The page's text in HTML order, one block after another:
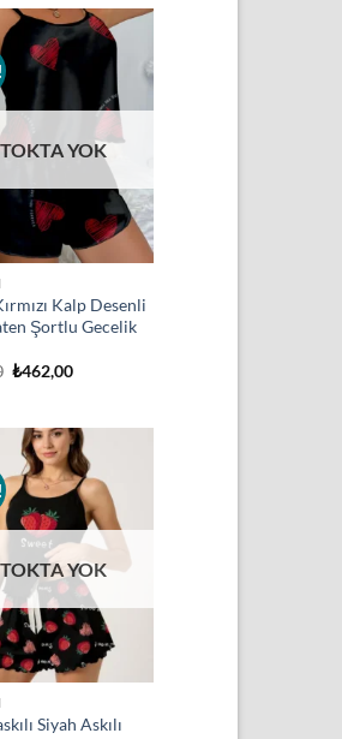
Add to
wishlist
YOK
Kalp Desenli
Şortlu Gecelik
Orijinal
₺462,00Şu
Add to
wishlist
YOK
Siyah Askılı